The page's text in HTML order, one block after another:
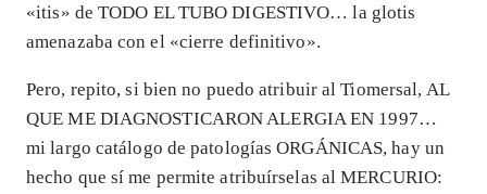
«itis» de TODO EL TUBO DIGESTIVO… la glotis
amenazaba con el «cierre definitivo».
Pero, repito, si bien no puedo atribuir al Tiomersal, AL
QUE ME DIAGNOSTICARON ALERGIA EN 1997…
mi largo catálogo de patologías ORGÁNICAS, hay un
hecho que sí me permite atribuírselas al MERCURIO: